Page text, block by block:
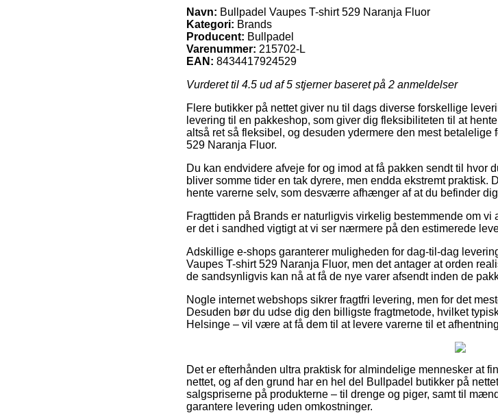
Navn: Bullpadel Vaupes T-shirt 529 Naranja Fluor
Kategori: Brands
Producent: Bullpadel
Varenummer: 215702-L
EAN: 8434417924529
Vurderet til 4.5 ud af 5 stjerner baseret på 2 anmeldelser
Flere butikker på nettet giver nu til dags diverse forskellige
levering til en pakkeshop, som giver dig fleksibiliteten til at
altså ret så fleksibel, og desuden ydermere den mest
529 Naranja Fluor.
Du kan endvidere afveje for og imod at få pakken sendt til hvor
bliver somme tider en tak dyrere, men endda ekstremt
hente varerne selv, som desværre afhænger af at du befinder
Fragttiden på Brands er naturligvis virkelig bestemmende om
er det i sandhed vigtigt at vi ser nærmere på den estimerede
Adskillige e-shops garanterer muligheden for dag-til-dag
Vaupes T-shirt 529 Naranja Fluor, men det antager at orden
de sandsynligvis kan nå at få de nye varer afsendt inden de
Nogle internet webshops sikrer fragtfri levering, men for det
Desuden bør du udse dig den billigste fragtmetode, hvilket
Helsinge – vil være at få dem til at levere varerne til et
Det er efterhånden ultra praktisk for almindelige mennesker at
nettet, og af den grund har en hel del Bullpadel butikker på
salgspriserne på produkterne – til drenge og piger, samt til
garantere levering uden omkostninger.